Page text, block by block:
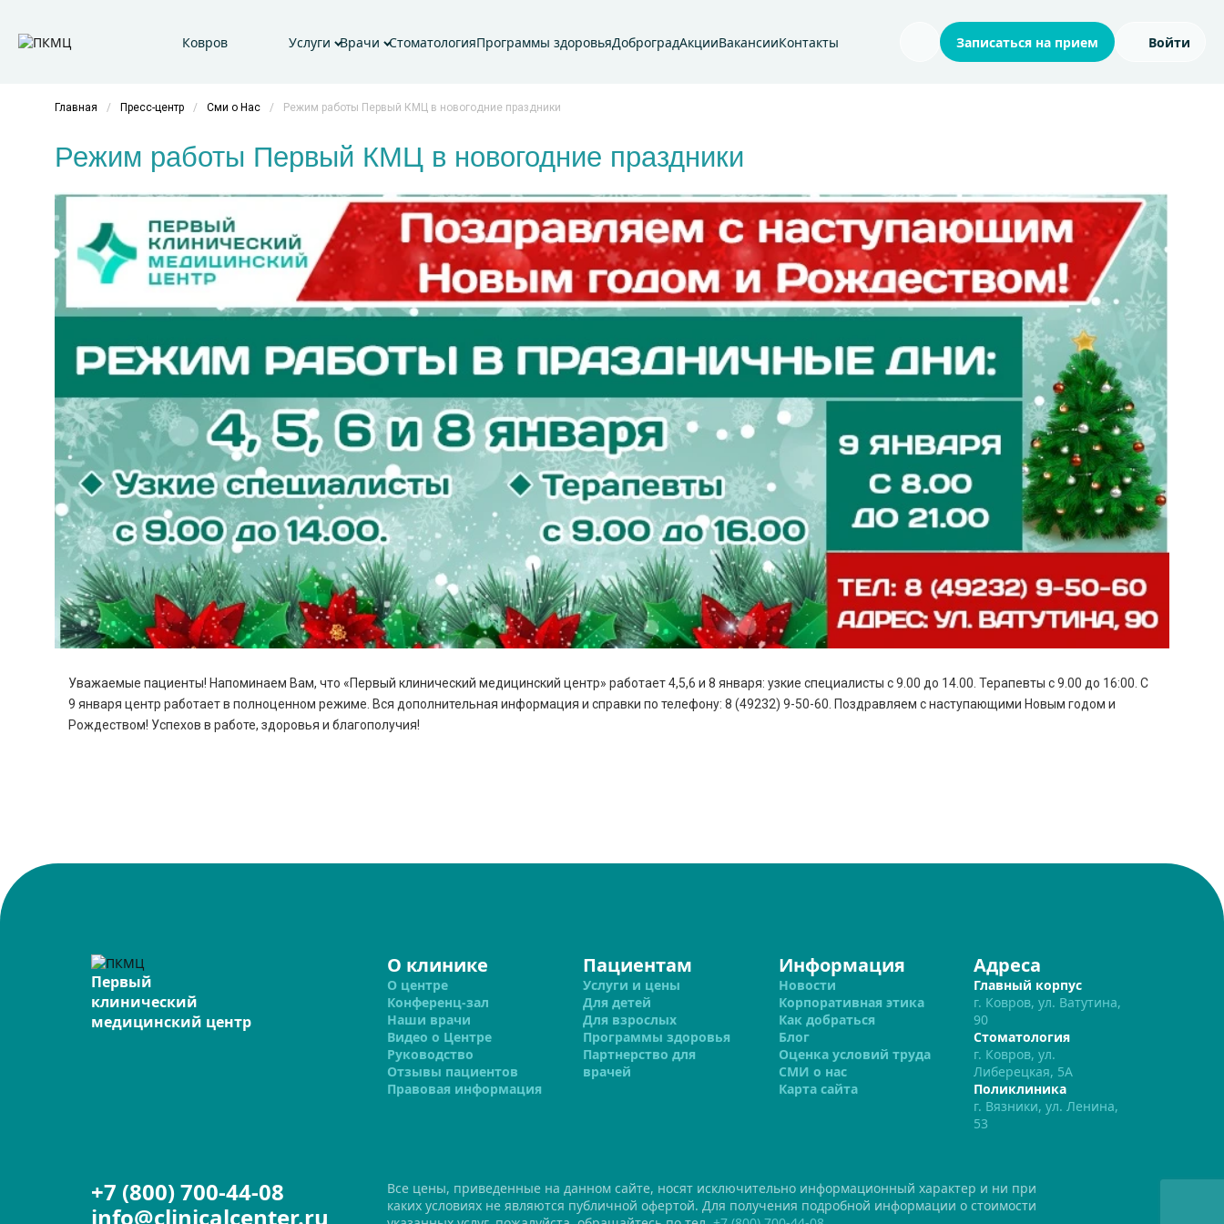
Ковров Услуги Врачи СтоматологияПрограммы здоровьяДоброградАкцииВакансииКонтакты Поиск по сайтуЗаписаться на прием Войти
Главная / Пресс-центр / Сми о Нас / Режим работы Первый КМЦ в новогодние праздники
Режим работы Первый КМЦ в новогодние праздники
Уважаемые пациенты! Напоминаем Вам, что «Первый клинический медицинский центр» работает 4,5,6 и 8 января: узкие специалисты с 9.00 до 14.00. Терапевты с 9.00 до 16:00. С
9 января центр работает в полноценном режиме. Вся дополнительная информация и справки по телефону: 8 (49232) 9-50-60. Поздравляем с наступающими Новым годом и
Рождеством! Успехов в работе, здоровья и благополучия!
Первый
клинический
медицинский центр
О клинике
О центре
Конференц-зал
Наши врачи
Видео о Центре
Руководство
Отзывы пациентов
Правовая информация
Пациентам
Услуги и цены
Для детей
Для взрослых
Программы здоровья
Партнерство для
врачей
Информация
Новости
Корпоративная этика
Как добраться
Блог
Оценка условий труда
СМИ о нас
Карта сайта
Адреса
Главный корпус
г. Ковров, ул. Ватутина,
90
Стоматология
г. Ковров, ул.
Либерецкая, 5А
Поликлиника
г. Вязники, ул. Ленина,
53
+7 (800) 700-44-08
info@clinicalcenter.ru
Все цены, приведенные на данном сайте, носят исключительно информационный характер и ни при
каких условиях не являются публичной офертой. Для получения подробной информации о стоимости